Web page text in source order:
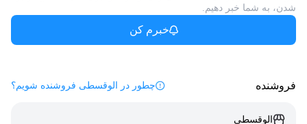
شدن، به شما خبر دهیم.
خبرم کن
فروشنده چطور در الوقسطی فروشنده شویم؟
الوقسطی